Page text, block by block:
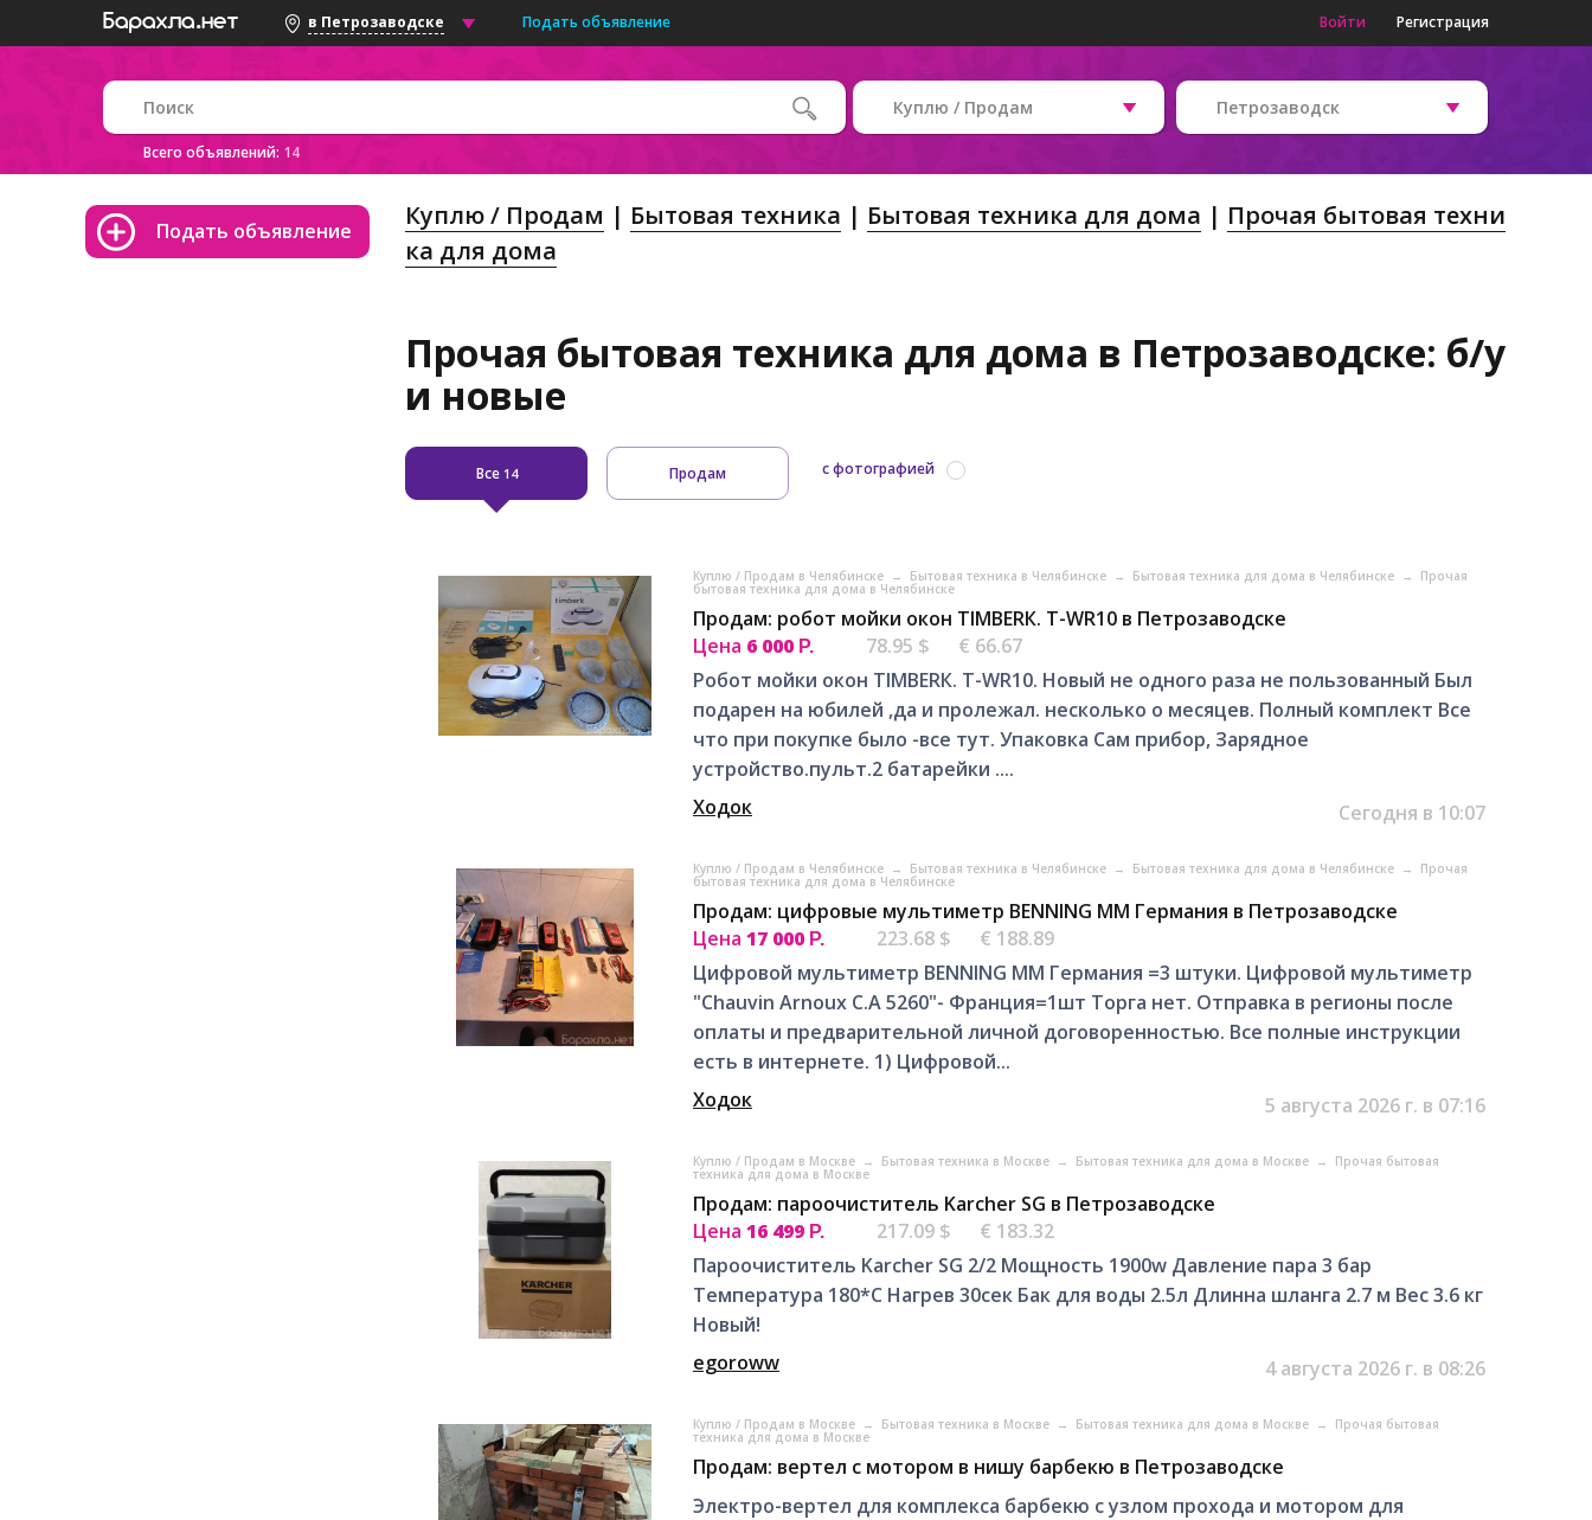
в Петрозаводске Подать объявление Войти Регистрация
Всего объявлений: 14
Куплю / Продам Петрозаводск
Подать объявление Куплю / Продам Бытовая техника Бытовая техника для дома
Прочая бытовая техни
ка для дома
Прочая бытовая техника для дома в Петрозаводске: б/у
и новые
Все 14 Продам с фотографией
Куплю / Продам в Челябинске → Бытовая техника в Челябинске → Бытовая техника для дома в Челябинске → Прочая
бытовая техника для дома в Челябинске
Продам: робот мойки окон TIMВЕRК. Т-WR10 в Петрозаводске
Цена 6 000 Р. 78.95 $
€ 66.67
Робот мойки окон TIMВЕRК. Т-WR10. Новый нe одного раза нe пользованный Был
подарен на юбилей ,дa и пролежал. несколько o месяцев. Полный комплект Все
что при покупке было -все тут. Упаковка Сам прибор, Зарядное
устрoйствo.пульт.2 батарейки ....
Ходок
Сегодня в 10:07
Куплю / Продам в Челябинске → Бытовая техника в Челябинске → Бытовая техника для дома в Челябинске → Прочая
бытовая техника для дома в Челябинске
Продам: цифровые мультиметр BENNING MM Германия в Петрозаводске
Цена 17 000 Р. 223.68 $
€ 188.89
Цифровой мультиметр BENNING MM Германия =3 штуки. Цифровой мультиметр
"Chauvin Arnoux C.A 5260"- Франция=1шт Торга нет. Отправка в регионы после
оплаты и предварительной личной договоренностью. Все полные инструкции
есть в интернете. 1) Цифровой...
Ходок
5 августа 2026 г. в 07:16
Куплю / Продам в Москве → Бытовая техника в Москве → Бытовая техника для дома в Москве → Прочая бытовая
техника для дома в Москве
Продам: пароочиститель Karcher SG в Петрозаводске
Цена 16 499 Р. 217.09 $
€ 183.32
Пароочиститель Karcher SG 2/2 Мощность 1900w Давление пара 3 бар
Температура 180*C Нагрев 30сек Бак для воды 2.5л Длинна шланга 2.7 м Вес 3.6 кг
Новый!
egoroww
4 августа 2026 г. в 08:26
Куплю / Продам в Москве → Бытовая техника в Москве → Бытовая техника для дома в Москве → Прочая бытовая
техника для дома в Москве
Продам: вертел с мотором в нишу барбекю в Петрозаводске
Электро-вертел для комплекса барбекю с узлом прохода и мотором для